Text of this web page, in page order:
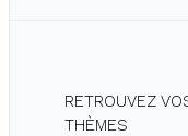
RETROUVEZ
THÈMES